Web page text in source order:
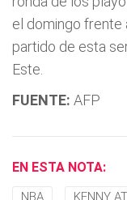
el domingo frente
partido de esta
Este.
FUENTE: AFP
EN ESTA NOTA:
NBA KENNY